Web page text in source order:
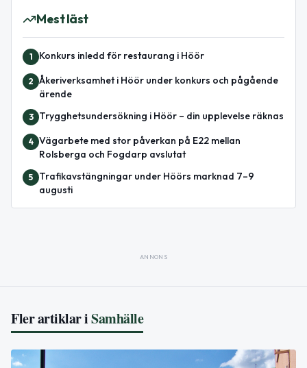
Mest läst
1 Konkurs inledd för restaurang i Höör
2 Åkeriverksamhet i Höör under konkurs och pågående
ärende
3 Trygghetsundersökning i Höör – din upplevelse räknas
4 Vägarbete med stor påverkan på E22 mellan
Rolsberga och Fogdarp avslutat
5
Trafikavstängningar under Höörs marknad 7–9
augusti
ANNONS
Fler artiklar iSamhälle